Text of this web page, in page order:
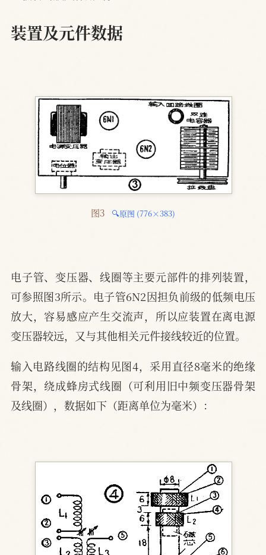
装置及元件数据
图3 🔍原图 (776×383)
电子管、变压器、线圈等主要元部件的排列装置，
可参照图3所示。电子管6N2因担负前级的低频电压
放大，容易感应产生交流声，所以应装置在离电源
变压器较远，又与其他相关元件接线较近的位置。
输入电路线圈的结构见图4，采用直径8毫米的绝缘
骨架，绕成蜂房式线圈（可利用旧中频变压器骨架
及线圈），数据如下（距离单位为毫米）：